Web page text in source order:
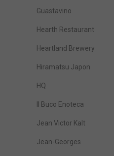
Guastavino
Hearth Restaurant
Heartland Brewery
Hiramatsu Japon
HQ
Il Buco Enoteca
Jean Victor Kalt
Jean-Georges